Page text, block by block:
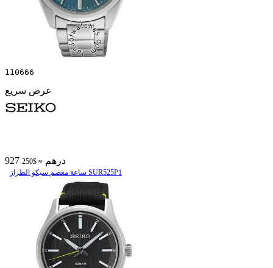
110666
عرض سريع
927 درهم ≈ $250
ساعة معصم سیکو الطراز SUR525P1